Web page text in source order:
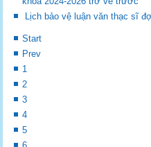
Lịch bảo vệ luận văn thạc sĩ
Start
Prev
1
2
3
4
5